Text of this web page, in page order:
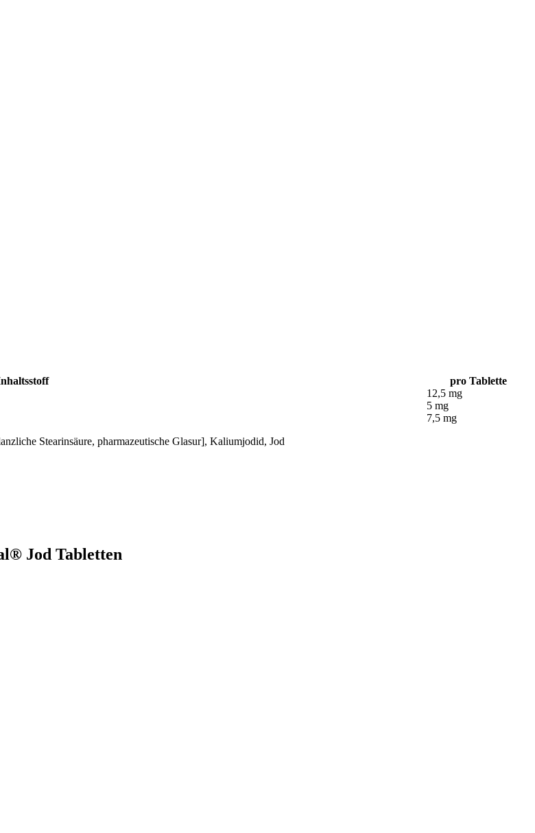
pro Tablette
12,5 mg
5 mg
7,5 mg
Stearinsäure, pharmazeutische Glasur], Kaliumjodid, Jod
Jod Tabletten